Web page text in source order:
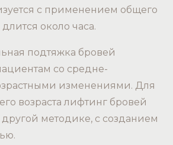
с применением общего
около часа.
подтяжка бровей
со средне-
изменениями. Для
возраста лифтинг бровей
методике, с созданием